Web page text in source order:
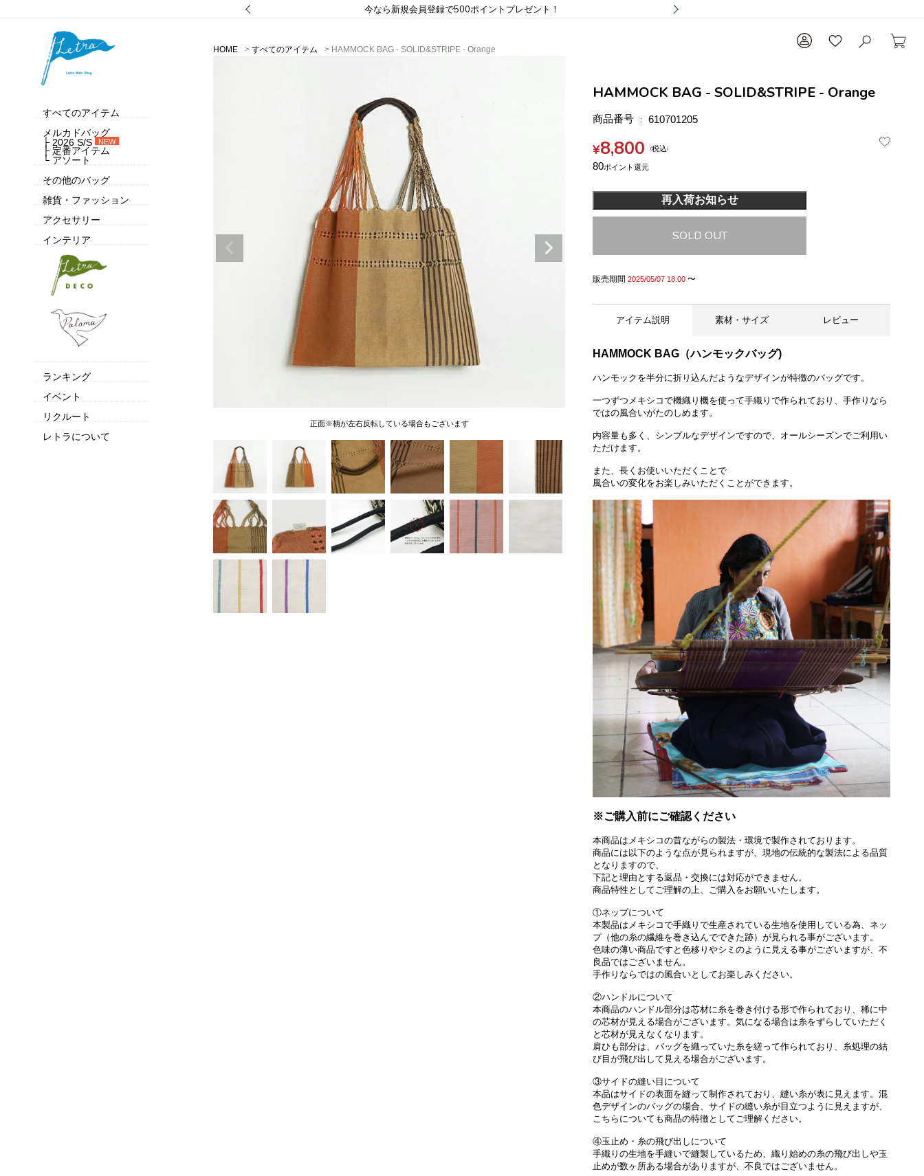
今なら新規会員登録で500ポイントプレゼント！
すべてのアイテム
メルカドバッグ
├ 2026 S/S
NEW
├ 定番アイテム
└ アソート
その他のバッグ
雑貨・ファッション
アクセサリー
インテリア
ランキング
イベント
リクルート
レトラについて
HOME すべてのアイテム HAMMOCK BAG - SOLID&STRIPE - Orange
正面※柄が左右反転している場合もございます
HAMMOCK BAG - SOLID&STRIPE - Orange
商品番号 610701205
¥8,800 税込
80
再入荷お知らせ
SOLD OUT
販売期間 2025/05/07 18:00 〜
アイテム説明 素材・サイズ レビュー
HAMMOCK BAG（ハンモックバッグ)
ハンモックを半分に折り込んだようなデザインが特徴のバッグです。
一つずつメキシコで機織り機を使って手織りで作られており、手作りなら
ではの風合いがたのしめます。
内容量も多く、シンプルなデザインですので、オールシーズンでご利用い
ただけます。
また、長くお使いいただくことで
風合いの変化をお楽しみいただくことができます。
※ご購入前にご確認ください
本商品はメキシコの昔ながらの製法・環境で製作されております。
商品には以下のような点が見られますが、現地の伝統的な製法による品質
となりますので、
下記と理由とする返品・交換には対応ができません。
商品特性としてご理解の上、ご購入をお願いいたします。
①ネップについて
本製品はメキシコで手織りで生産されている生地を使用している為、ネッ
プ（他の糸の繊維を巻き込んでできた跡）が見られる事がございます。
色味の薄い商品ですと色移りやシミのように見える事がございますが、不
良品ではございません。
手作りならではの風合いとしてお楽しみください。
②ハンドルについて
本商品のハンドル部分は芯材に糸を巻き付ける形で作られており、稀に中
の芯材が見える場合がございます。気になる場合は糸をずらしていただく
と芯材が見えなくなります。
肩ひも部分は、バッグを織っていた糸を縒って作られており、糸処理の結
び目が飛び出して見える場合がございます。
③サイドの縫い目について
本品はサイドの表面を縫って制作されており、縫い糸が表に見えます。混
色デザインのバッグの場合、サイドの縫い糸が目立つように見えますが、
こちらについても商品の特徴としてご理解ください。
④玉止め・糸の飛び出しについて
手織りの生地を手縫いで縫製しているため、織り始めの糸の飛び出しや玉
止めが数ヶ所ある場合がありますが、不良ではございません。